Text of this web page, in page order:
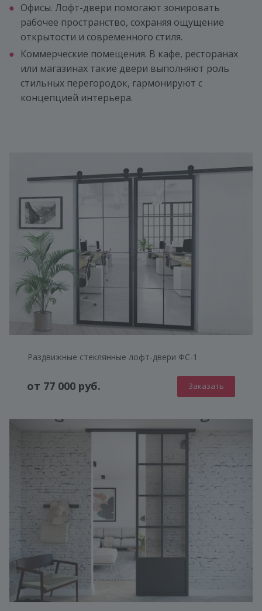
Офисы. Лофт-двери помогают зонировать
рабочее пространство, сохраняя ощущение
открытости и современного стиля.
Коммерческие помещения. В кафе, ресторанах
или магазинах такие двери выполняют роль
стильных перегородок, гармонируют с
концепцией интерьера.
Раздвижные стеклянные лофт-двери ФС-1
от 77 000 руб. Заказать